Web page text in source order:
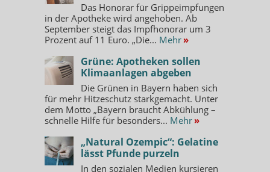
Das Honorar für Grippeimpfungen
in der Apotheke wird angehoben. Ab
September steigt das Impfhonorar um 3
Prozent auf 11 Euro. „Die... Mehr »
Grüne: Apotheken sollen
Klimaanlagen abgeben
Die Grünen in Bayern haben sich
für mehr Hitzeschutz starkgemacht. Unter
dem Motto „Bayern braucht Abkühlung –
schnelle Hilfe für besonders... Mehr »
„Natural Ozempic“: Gelatine
lässt Pfunde purzeln
In den sozialen Medien kursieren